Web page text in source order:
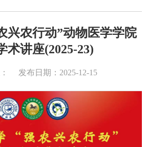
兴农行动”动物医学学院
术讲座(2025-23)
发布日期：2025-12-15